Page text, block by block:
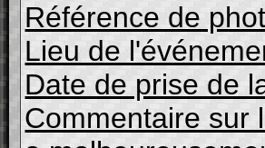
Référence de
Lieu de
Date de prise de
Commentaire sur